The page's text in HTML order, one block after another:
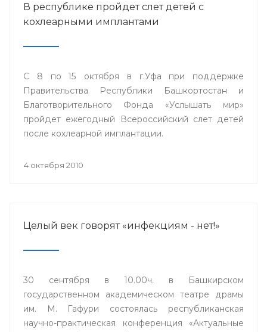
В республике пройдет слет детей с
кохлеарными имплантами
С 8 по 15 октября в г.Уфа при поддержке
Правительства Республики Башкортостан и
Благотворительного Фонда «Услышать мир»
пройдет ежегодный Всероссийский слет детей
после кохлеарной имплантации.
4 октября 2010
Целый век говорят «инфекциям - нет!»
30 сентября в 10.00ч. в Башкирском
государственном академическом театре драмы
им. М. Гафури состоялась республиканская
научно-практическая конференция «Актуальные